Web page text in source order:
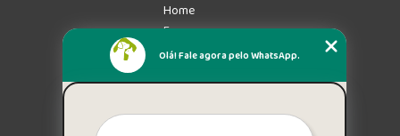
Home
Empresa
Missão
Mapa do site
Olá! Fale agora pelo WhatsApp.